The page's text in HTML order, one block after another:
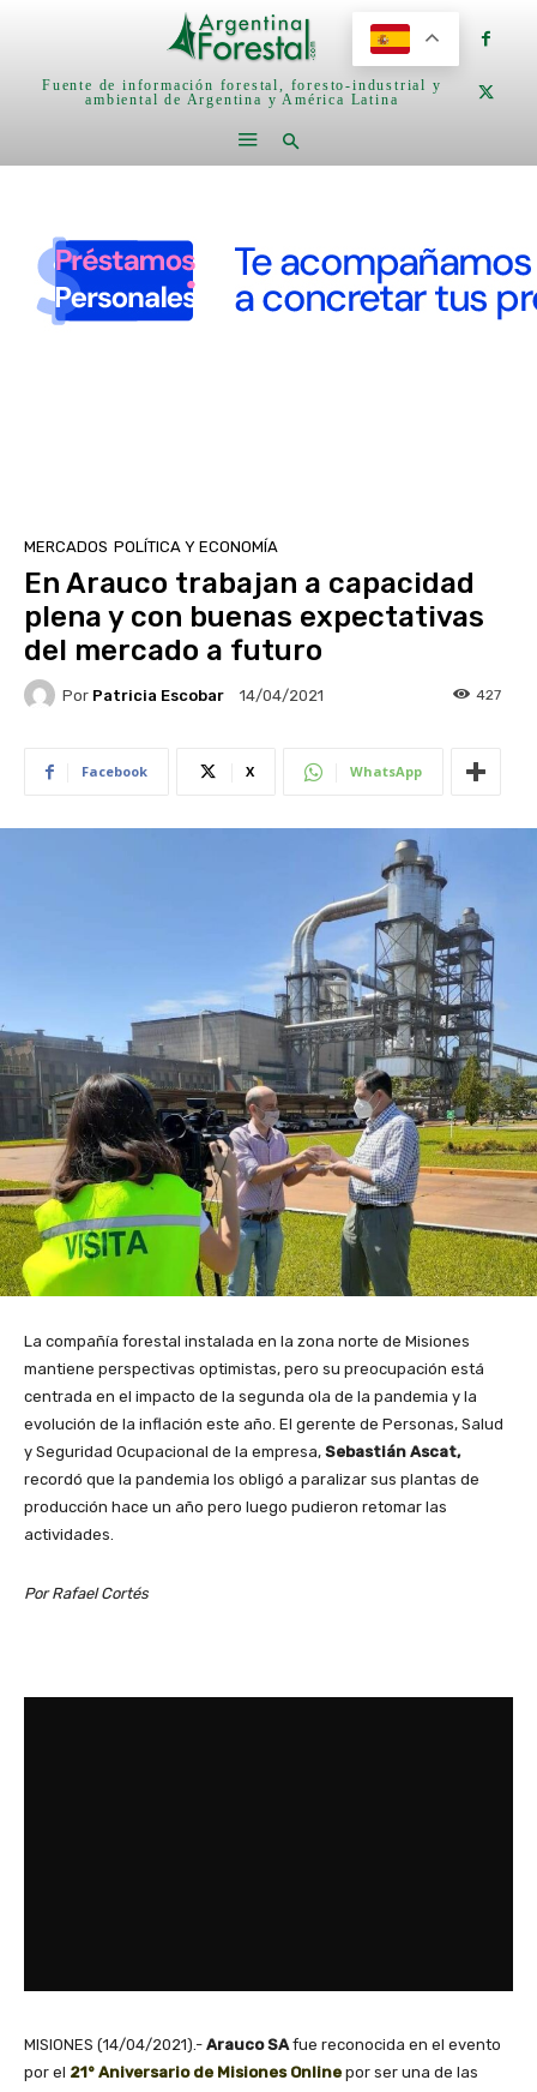
Fuente de información forestal, foresto-industrial y
ambiental de Argentina y América Latina
MERCADOS POLÍTICA Y ECONOMÍA
En Arauco trabajan a capacidad
plena y con buenas expectativas
del mercado a futuro
Por Patricia Escobar 14/04/2021 427
Facebook X WhatsApp
La compañía forestal instalada en la zona norte de Misiones
mantiene perspectivas optimistas, pero su preocupación está
centrada en el impacto de la segunda ola de la pandemia y la
evolución de la inflación este año. El gerente de Personas, Salud
y Seguridad Ocupacional de la empresa, Sebastián Ascat,
recordó que la pandemia los obligó a paralizar sus plantas de
producción hace un año pero luego pudieron retomar las
actividades.
Por Rafael Cortés
MISIONES (14/04/2021).- Arauco SA fue reconocida en el evento
por el 21° Aniversario de Misiones Online por ser una de las